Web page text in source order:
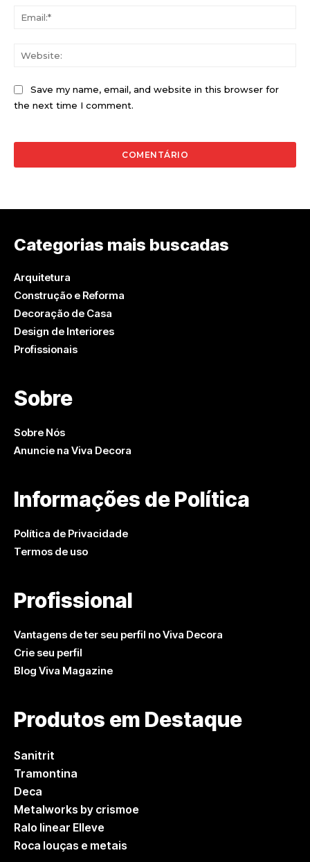
Save my name, email, and website in this browser for
the next time I comment.
Categorias mais buscadas
Arquitetura
Construção e Reforma
Decoração de Casa
Design de Interiores
Profissionais
Sobre
Sobre Nós
Anuncie na Viva Decora
Informações de Política
Política de Privacidade
Termos de uso
Profissional
Vantagens de ter seu perfil no Viva Decora
Crie seu perfil
Blog Viva Magazine
Produtos em Destaque
Sanitrit
Tramontina
Deca
Metalworks by crismoe
Ralo linear Elleve
Roca louças e metais